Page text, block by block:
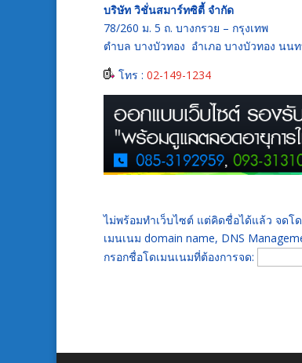
บริษัท วิชั่นสมาร์ทซิตี้ จำกัด
78/260 ม. 5 ถ. บางกรวย – กรุงเทพ
ตำบล บางบัวทอง อำเภอ บางบัวทอง นน
โทร : 02-149-1234
ไม่พร้อมทำเว็บไซต์ แต่คิดชื่อได้แล้ว จดโ
เมนเนม domain name, DNS
กรอกชื่อโดเมนเนมที่ต้องการจด: